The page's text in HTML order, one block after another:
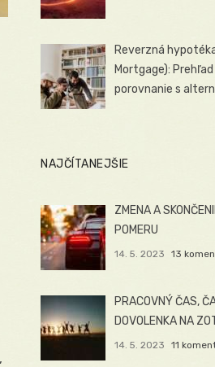
Reverzná
Mortgage):
porovnanie s
NAJČÍTANEJŠIE
ZMENA A
POMERU
14. 5. 2023 13
PRACOVNÝ ČAS,
DOVOLENKA NA
14. 5. 2023 11